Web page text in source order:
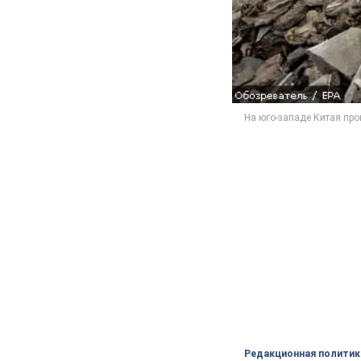
Редакционная